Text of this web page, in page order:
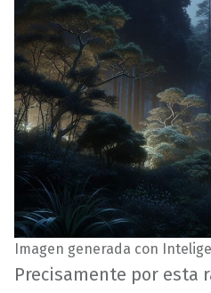
Imagen generada con
Precisamente por esta